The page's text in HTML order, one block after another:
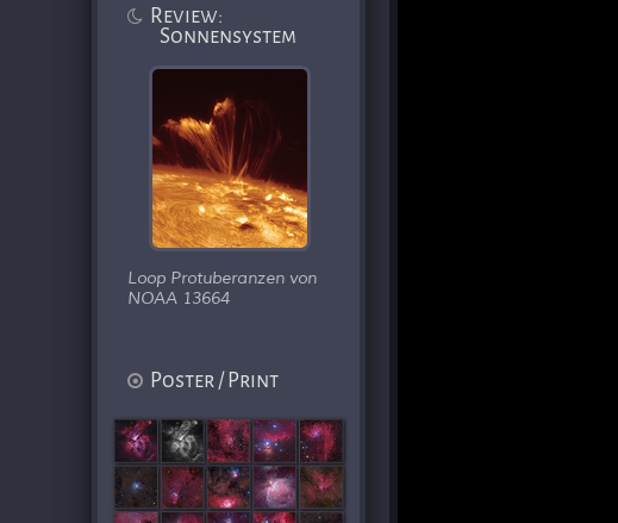
Review:
Sonnensystem
Loop Protuberanzen von
NOAA 13664
Poster / Print